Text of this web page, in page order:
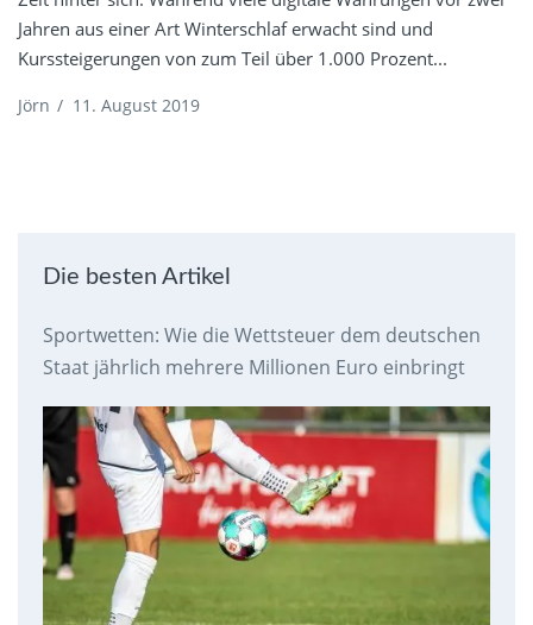
Jahren aus einer Art Winterschlaf erwacht sind und
Kurssteigerungen von zum Teil über 1.000 Prozent...
Jörn / 11. August 2019
Die besten Artikel
Sportwetten: Wie die Wettsteuer dem deutschen
Staat jährlich mehrere Millionen Euro einbringt